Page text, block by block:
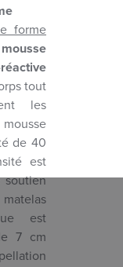
forme
mousse
tout
les
de 40
est
est
7 cm